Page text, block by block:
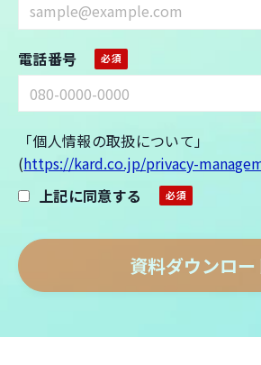
電話番号
「個人情報の取扱について」
(https://kard.co.jp/privacy-
上記に同意する